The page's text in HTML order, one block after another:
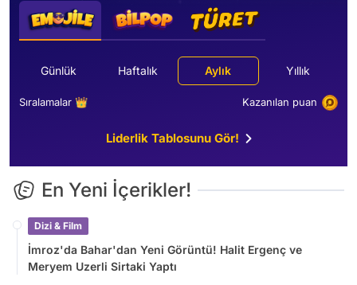
Günlük Haftalık Aylık Yıllık
Sıralamalar 👑 Kazanılan puan
Liderlik Tablosunu Gör!
En Yeni İçerikler!
Dizi & Film
İmroz'da Bahar'dan Yeni Görüntü! Halit Ergenç ve
Meryem Uzerli Sirtaki Yaptı